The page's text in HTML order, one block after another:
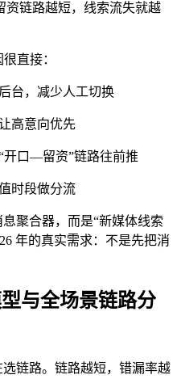
资链路越短，线索流失就越
直接：
台，减少人工切换
高意向优先
开口—留资”链路往前推
时段做分流
聚合器，而是“新媒体线索
年的真实需求：不是先把消
与全场景链路分
链路。链路越短，错漏率越